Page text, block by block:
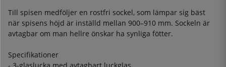
Till spisen medföljer en rostfri sockel, som lämpar sig bäst
när spisens höjd är inställd mellan 900–910 mm. Sockeln är
avtagbar om man hellre önskar ha synliga fötter.
Specifikationer
- 3-glaslucka med avtagbart luckglas